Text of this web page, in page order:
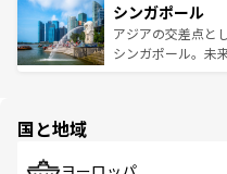
参照してほしい。
激する。気候は一
が待っている。親
た文化、そして多
み、どこを訪れて
ており、効率よく
うな絶景から文化
シンガポール
アジアの交差点と
シンガポール。未
で、ホーカーズは
国と地域